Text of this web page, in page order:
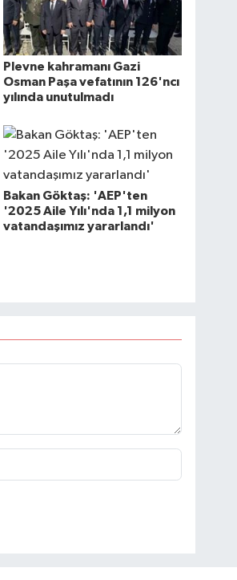
Plevne kahramanı Gazi
Osman Paşa vefatının 126'ncı
yılında unutulmadı
Bakan Göktaş: 'AEP'ten
'2025 Aile Yılı'nda 1,1 milyon
vatandaşımız yararlandı'